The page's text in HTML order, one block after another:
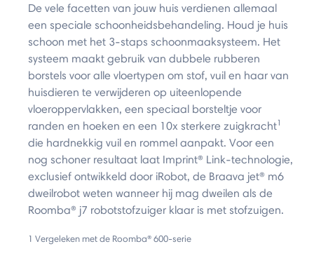
De vele facetten van jouw huis verdienen allemaal
een speciale schoonheidsbehandeling. Houd je huis
schoon met het 3-staps schoonmaaksysteem. Het
systeem maakt gebruik van dubbele rubberen
borstels voor alle vloertypen om stof, vuil en haar van
huisdieren te verwijderen op uiteenlopende
vloeroppervlakken, een speciaal borsteltje voor
randen en hoeken en een 10x sterkere zuigkracht1
die hardnekkig vuil en rommel aanpakt. Voor een
nog schoner resultaat laat Imprint® Link-technologie,
exclusief ontwikkeld door iRobot, de Braava jet® m6
dweilrobot weten wanneer hij mag dweilen als de
Roomba® j7 robotstofzuiger klaar is met stofzuigen.
1 Vergeleken met de Roomba® 600-serie